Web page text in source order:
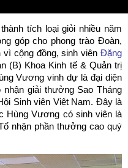
tích loại giỏi nhiều năm
góp cho phong trào Đoàn,
vì cộng đồng, sinh viên Đặng
(B) Khoa Kinh tế & Quản trị
Vương vinh dự là đại diện
giải thưởng Sao Tháng
Sinh viên Việt Nam. Đây là
Hùng Vương có sinh viên là
nhận phần thưởng cao quý